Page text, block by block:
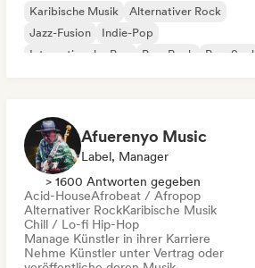
Karibische Musik
Alternativer Rock
Jazz-Fusion
Indie-Pop
Internationaler Pop
Pop-Rock
Pop-Soul
Afuerenyo Music
Label, Manager
> 1600 Antworten gegeben
Acid-HouseAfrobeat / Afropop
Alternativer RockKaribische Musik
Chill / Lo-fi Hip-Hop
Manage Künstler in ihrer Karriere
Nehme Künstler unter Vertrag oder